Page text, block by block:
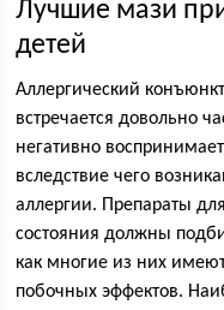
Лучшие мази
детей
Аллергический
встречается довольно
негативно
вследствие чего
аллергии. Препараты
состояния должны
как многие из них
побочных эффектов.